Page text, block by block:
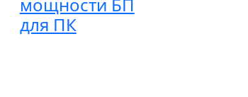
мощности БП
для ПК